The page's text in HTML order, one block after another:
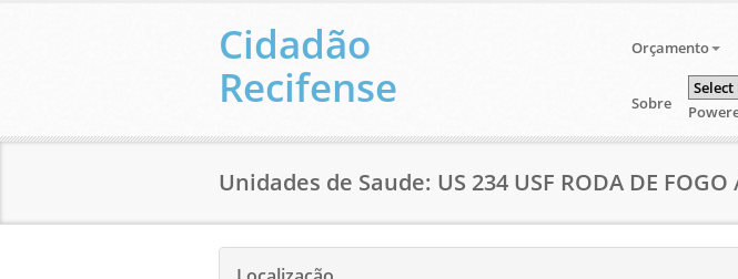
Cidadão
Recifense
Orçamento
Sobre
Unidades de Saude: US 234 USF RODA DE FOGO